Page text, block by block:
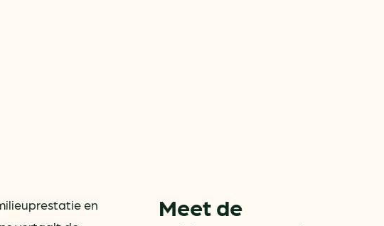
en
Meet de